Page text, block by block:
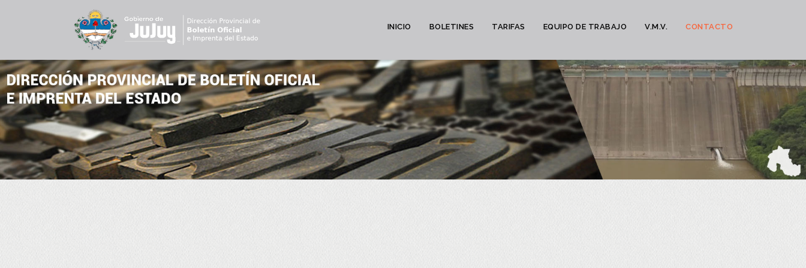
INICIO BOLETINES TARIFAS EQUIPO DE TRABAJO V.M.V. CONTACTO